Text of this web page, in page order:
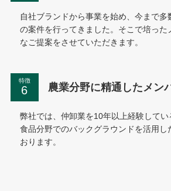
自社ブランドから事業を始め、今まで多
の案件を行ってきました。そこで培った
なご提案をさせていただきます。
特徴
農業分野に精通したメン
弊社では、仲卸業を10年以上経験してい
食品分野でのバックグラウンドを活用し
おります。